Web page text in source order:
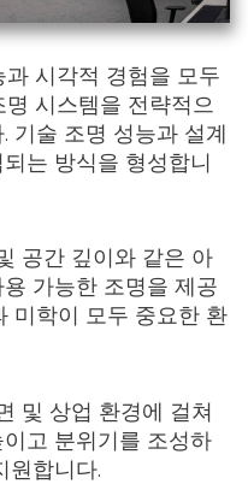
시각적 경험을 모두
시스템을 전략적으
기술 조명 성능과 설계
는 방식을 형성합니
공간 깊이와 같은 아
가능한 조명을 제공
미학이 모두 중요한 환
및 상업 환경에 걸쳐
고 분위기를 조성하
원합니다.